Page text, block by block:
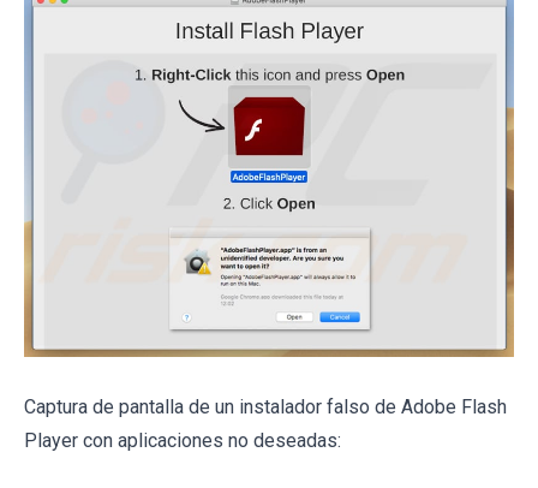
Captura de pantalla de un instalador falso de Adobe Flash
Player con aplicaciones no deseadas: